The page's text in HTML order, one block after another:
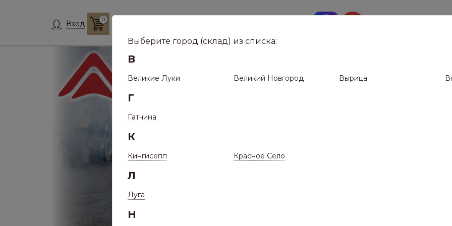
Вход 0
Выберите город (склад) из списка:
В
Великие Луки Великий Новгород Вырица
Г
Гатчина
К
Кингисепп Красное Село
Л
Луга
Н